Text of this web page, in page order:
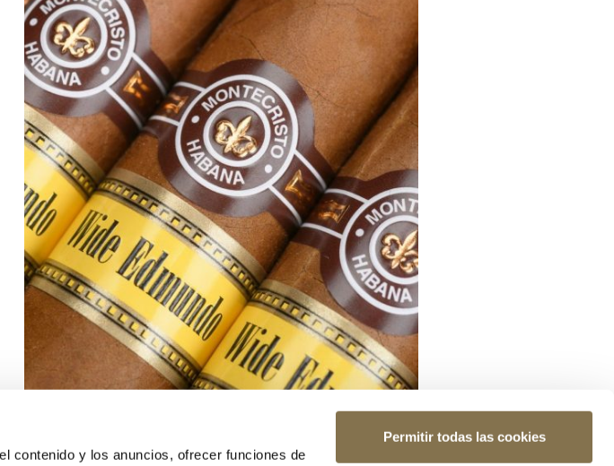
contenido y los anuncios, ofrecer funciones de
Permitir todas las cookies